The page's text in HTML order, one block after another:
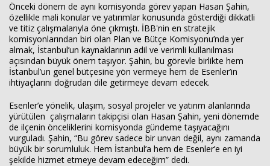
Önceki dönem de aynı komisyonda görev yapan Hasan Şahin,
özellikle mali konular ve yatırımlar konusunda gösterdiği dikkatli
ve titiz çalışmalarıyla öne çıkmıştı. İBB'nin en stratejik
komisyonlarından biri olan Plan ve Bütçe Komisyonu’nda yer
almak, İstanbul’un kaynaklarının adil ve verimli kullanılması
açısından büyük önem taşıyor. Şahin, bu görevle birlikte hem
İstanbul’un genel bütçesine yön vermeye hem de Esenler’in
ihtiyaçlarını doğrudan dile getirmeye devam edecek.
Esenler’e yönelik, ulaşım, sosyal projeler ve yatırım alanlarında
yürütülen çalışmaların takipçisi olan Hasan Şahin, yeni dönemde
de ilçenin önceliklerini komisyonda gündeme taşıyacağını
vurguladı. Şahin, “Bu görev sadece bir unvan değil, aynı zamanda
büyük bir sorumluluk. Hem İstanbul’a hem de Esenler’e en iyi
şekilde hizmet etmeye devam edeceğim” dedi.
Haberin Doğru Adresi.